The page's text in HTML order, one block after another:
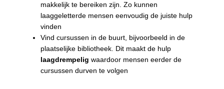
makkelijk te bereiken zijn. Zo kunnen
laaggeletterde mensen eenvoudig de juiste hulp
vinden
Vind cursussen in de buurt, bijvoorbeeld in de
plaatselijke bibliotheek. Dit maakt de hulp
laagdrempelig waardoor mensen eerder de
cursussen durven te volgen